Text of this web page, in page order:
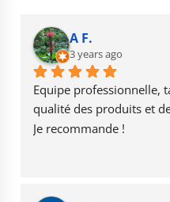
b
o
o
k
r
a
m
b
e
A F.
3 years ago
Equipe professionnelle,
qualité des produits et
Je recommande !